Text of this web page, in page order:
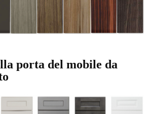
porta del mobile da